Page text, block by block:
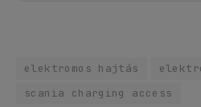
elektromos hajtás
scania charging access